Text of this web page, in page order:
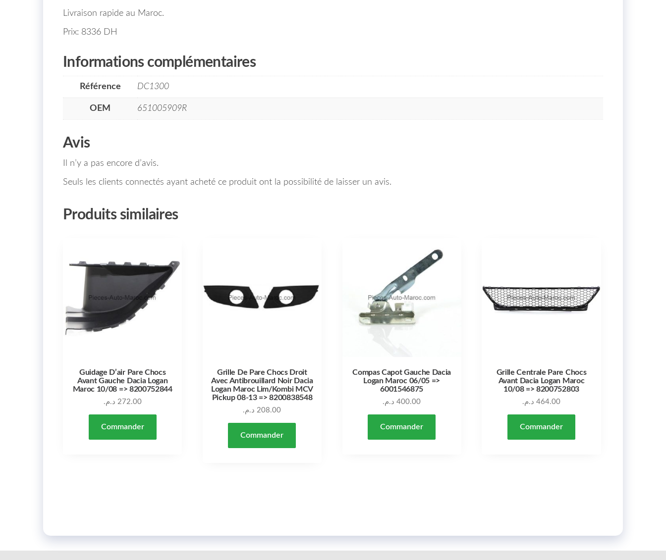
Livraison rapide au Maroc.
Prix: 8336 DH
Informations complémentaires
Référence DC1300
OEM 651005909R
Avis
Il n’y a pas encore d’avis.
Seuls les clients connectés ayant acheté ce produit ont la possibilité de laisser un avis.
Produits similaires
Guidage D’air Pare Chocs
Avant Gauche Dacia Logan
Maroc 10/08 => 8200752844
272.00 د.م.
Commander
Grille De Pare Chocs Droit
Avec Antibrouillard Noir Dacia
Logan Maroc Lim/Kombi MCV
Pickup 08-13 => 8200838548
208.00 د.م.
Commander
Compas Capot Gauche Dacia
Logan Maroc 06/05 =>
6001546875
400.00 د.م.
Commander
Grille Centrale Pare Chocs
Avant Dacia Logan Maroc
10/08 => 8200752803
464.00 د.م.
Commander